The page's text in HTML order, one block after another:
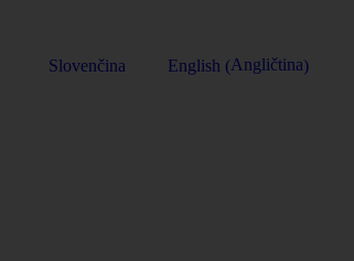
Slovenčina English (Angličtina)